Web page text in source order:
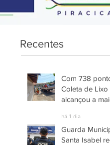
Recentes
Com 738
Coleta de Lixo
alcançou a
avaliados em
Piracicaba
há 1 dia
Guarda
Santa Isabel